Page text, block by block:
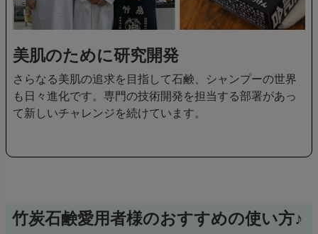
美肌のために研究開発
さらなる美肌の追求を目指して石鹸、シャンプーの世界
も日々進化です。専門の技術開発を担当する部署があっ
て新しいチャレンジを続けています。
竹炭石鹸愛用者様のおすすめの使い方♪